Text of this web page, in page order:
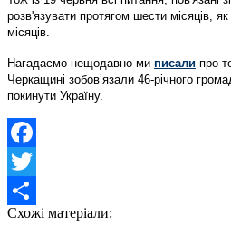
розв'язувати протягом шести місяців,
місяців.
Нагадаємо нещодавно ми писали про
Черкащині зобов’язали 46-річного
покинути Україну.
Facebook
Twitter
Share
Схожі матеріали: